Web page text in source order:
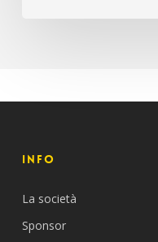
INFO
La società
Sponsor